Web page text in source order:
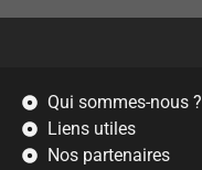
Qui sommes-nous ?
Liens utiles
Nos partenaires